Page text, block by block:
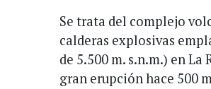
Se trata del complejo
calderas explosivas
de 5.500 m. s.n.m.) en
gran erupción hace 500